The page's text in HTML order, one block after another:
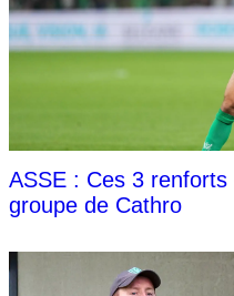
ASSE : Ces 3
groupe de Cathro